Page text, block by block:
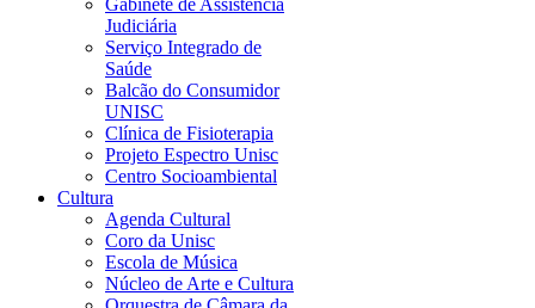
Gabinete de Assistência
Judiciária
Serviço Integrado de
Saúde
Balcão do Consumidor
UNISC
Clínica de Fisioterapia
Projeto Espectro Unisc
Centro Socioambiental
Cultura
Agenda Cultural
Coro da Unisc
Escola de Música
Núcleo de Arte e Cultura